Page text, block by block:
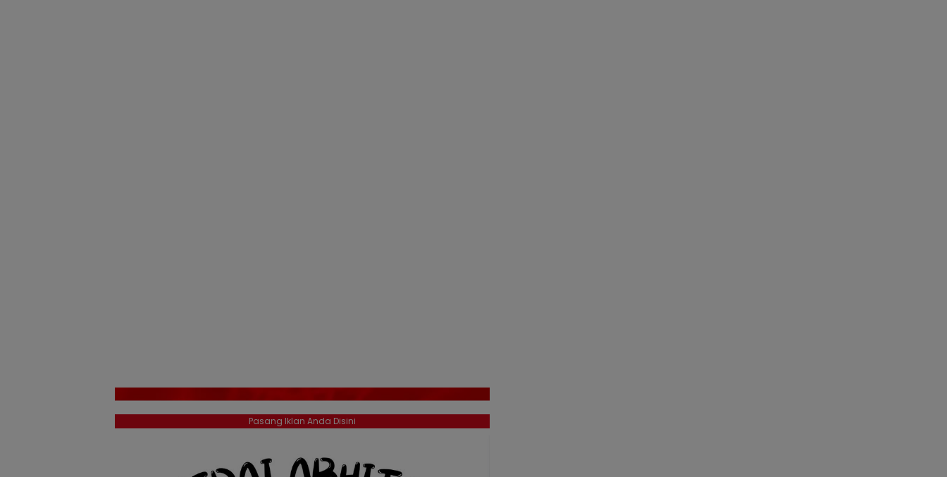
Pasang Iklan Anda Disini